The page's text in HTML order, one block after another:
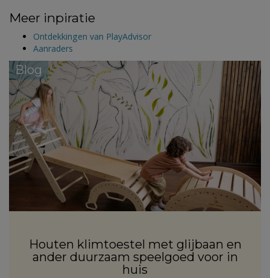
Meer inpiratie
Ontdekkingen van PlayAdvisor
Aanraders
Blog
Houten klimtoestel met glijbaan en
ander duurzaam speelgoed voor in
huis